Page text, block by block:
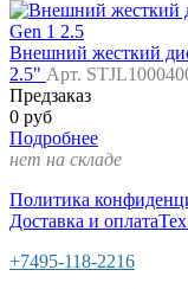
Внешний жесткий
2.5" Арт.
Предзаказ
0 руб
Подробнее
нет на складе
Политика
Доставка и оплата
+7495-118-2216